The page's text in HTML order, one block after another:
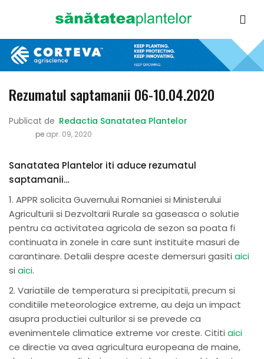
Rezumatul saptamanii 06-10.04.2020
Publicat de Redactia Sanatatea Plantelor
pe apr. 09, 2020
Sanatatea Plantelor iti aduce rezumatul
saptamanii…
1. APPR solicita Guvernului Romaniei si Ministerului
Agriculturii si Dezvoltarii Rurale sa gaseasca o solutie
pentru ca activitatea agricola de sezon sa poata fi
continuata in zonele in care sunt instituite masuri de
carantinare. Detalii despre aceste demersuri gasiti aici
si aici.
2. Variatiile de temperatura si precipitatii, precum si
conditiile meteorologice extreme, au deja un impact
asupra productiei culturilor si se prevede ca
evenimentele climatice extreme vor creste. Cititi aici
ce directie va avea agricultura europeana de maine,